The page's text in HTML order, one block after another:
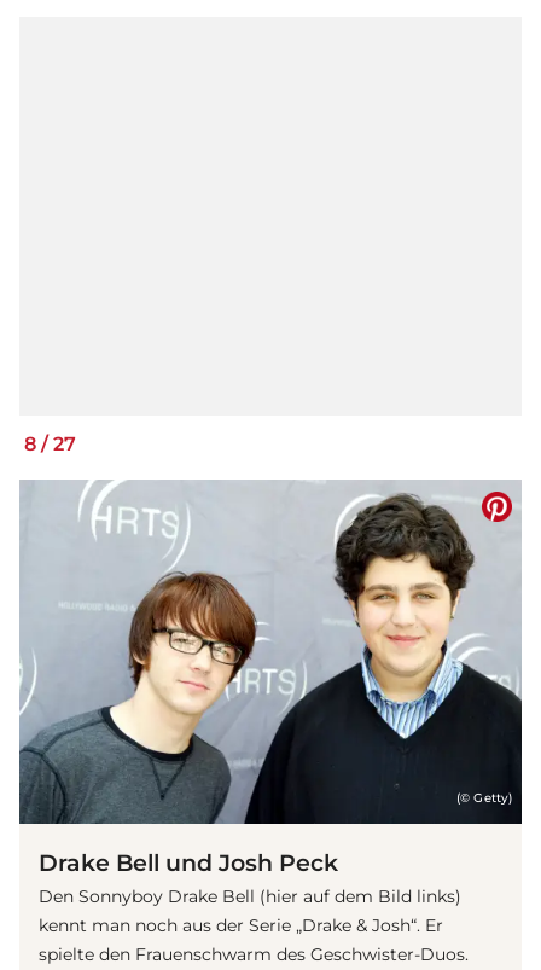
8 / 27
(© Getty)
Drake Bell und Josh Peck
Den Sonnyboy Drake Bell (hier auf dem Bild links)
kennt man noch aus der Serie „Drake & Josh“. Er
spielte den Frauenschwarm des Geschwister-Duos.